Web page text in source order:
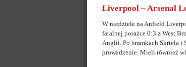
Liverpool – Arsenal
W niedziele na Anfield
fatalnej porażce 0:3 z West
Anglii. Po bramkach Skrtela i
prowadzenie. Mieli również